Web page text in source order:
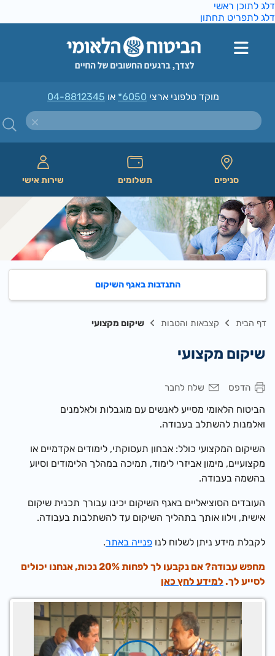
לתוכן ראשי
לתפריט תחתון
מוקד טלפוני ארצי*6050או04-8812345
סניפים תשלומים שירות אישי
התנדבות באגף השיקום
דף הבית קצבאות והטבות שיקום מקצועי
שיקום מקצועי
הדפס שלח לחבר
הביטוח הלאומי מסייע לאנשים עם מוגבלות ולאלמנים
ואלמנות להשתלב בעבודה.
השיקום המקצועי כולל: אבחון תעסוקתי, לימודים אקדמיים או
מקצועיים, מימון אביזרי לימוד, תמיכה במהלך הלימודים וסיוע
בהשמה בעבודה.
העובדים הסוציאליים באגף השיקום יכינו עבורך תכנית שיקום
אישית, וילוו אותך בתהליך השיקום עד להשתלבות בעבודה.
לקבלת מידע ניתן לשלוח לנופנייה באתר.
מחפש עבודה? אם נקבעו לך לפחות 20% נכות, אנחנו יכולים
לסייע לך.למידע לחץ כאן